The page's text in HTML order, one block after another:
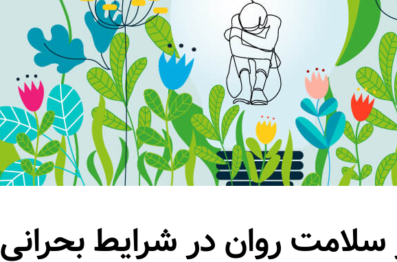
سلامت روان در شرایط بحرانی